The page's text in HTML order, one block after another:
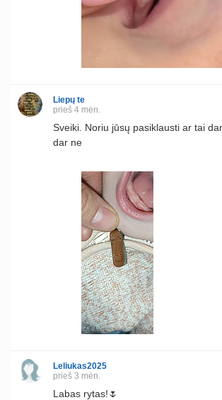
Liepų te
prieš 4 mėn.
Sveiki. Noriu jūsų pasiklausti ar tai
dar ne
Leliukas2025
prieš 3 mėn.
Labas rytas!🌷